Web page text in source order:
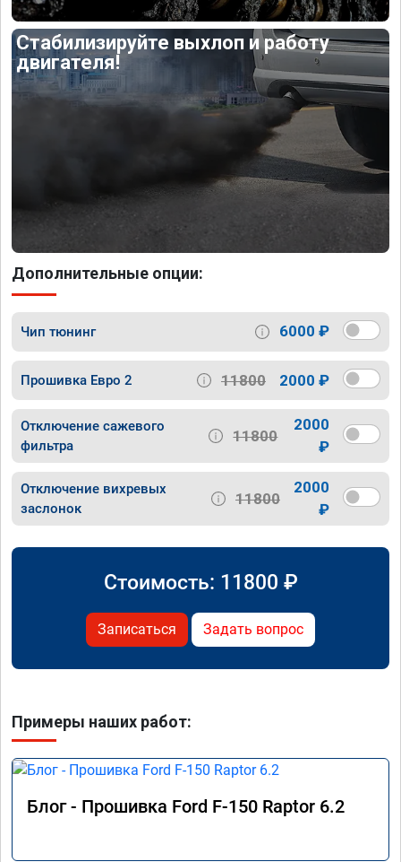
Стабилизируйте выхлоп и работу
двигателя!
Дополнительные опции:
Чип тюнинг 6000 ₽
Прошивка Евро 2 11800 2000 ₽
Отключение сажевого
фильтра
11800
2000
₽
Отключение вихревых
заслонок
11800
2000
₽
Стоимость: 11800 ₽
Записаться Задать вопрос
Примеры наших работ:
Блог - Прошивка Ford F-150 Raptor 6.2